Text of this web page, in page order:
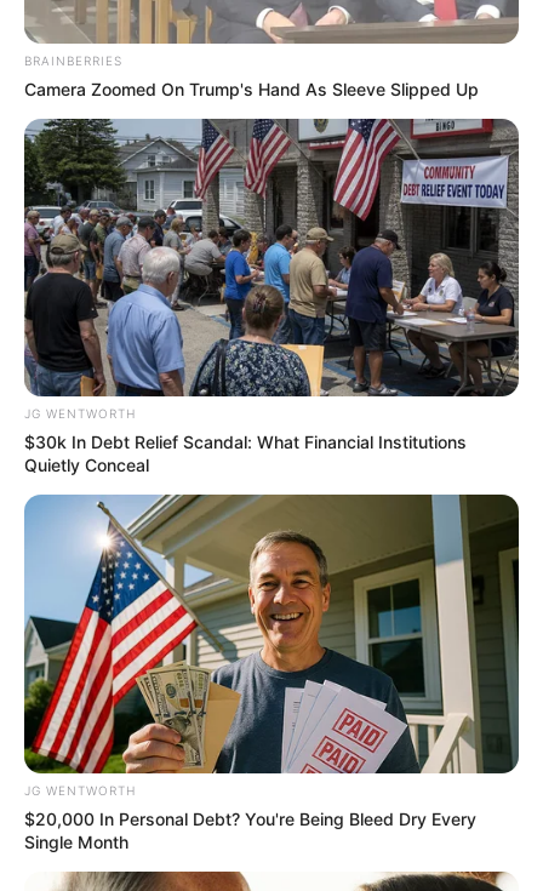
ดวงรายวัน 13 กันยายน 2565
ดูดวงวันนี้
ดวงรายวัน 14 กันยายน 2565
14 ก.ย. 2022
หวยลาว วันจันทร์ 12 กันยายน 2565
12 ก.ย. 2022
ดวงรายวัน 12 กันยายน 2565
12 ก.ย. 2022
BRAINBERRIES
Camera Zoomed On Trump's Hand As Sleeve Slipped Up
JG WENTWORTH
$30k In Debt Relief Scandal: What Financial Institutions
Quietly Conceal
JG WENTWORTH
$20,000 In Personal Debt? You're Being Bleed Dry Every
Single Month